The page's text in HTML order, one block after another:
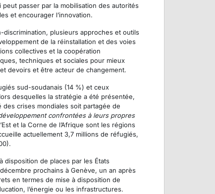
passer par la mobilisation des autorités
et encourager l’innovation.
plusieurs approches et outils
de la réinstallation et des voies
collectives et la coopération
techniques et sociales pour mieux
devoirs et être acteur de changement.
sud-soudanais (14 %) et ceux
desquelles la stratégie a été présentée,
crises mondiales soit partagée de
confrontées à leurs propres
et la Corne de l’Afrique sont les régions
actuellement 3,7 millions de réfugiés,
disposition de places par les États
prochains à Genève, un an après
en termes de mise à disposition de
l’énergie ou les infrastructures.